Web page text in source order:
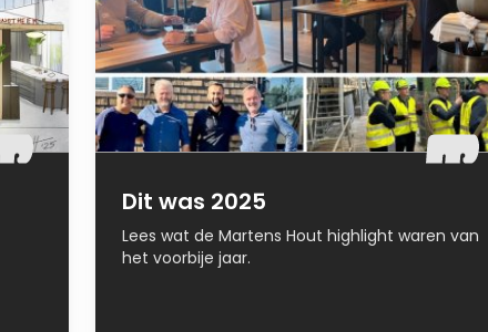
Dit was 2025
Lees wat de Martens Hout highlight waren van
het voorbije jaar.